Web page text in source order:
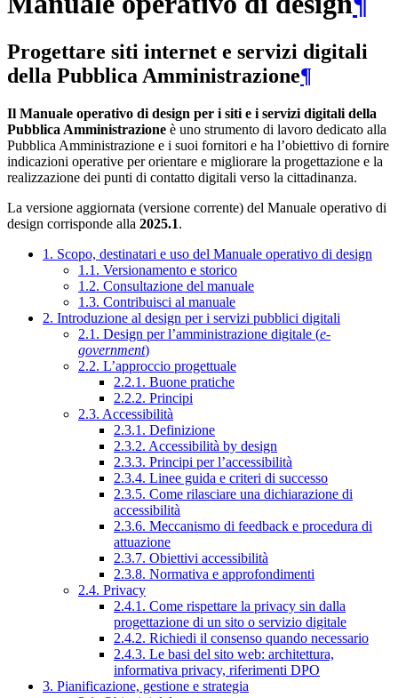
Progettare siti internet e servizi digitali
della Pubblica Amministrazione¶
Il Manuale operativo di design per i siti e i servizi digitali della
Pubblica Amministrazione è uno strumento di lavoro dedicato alla
Pubblica Amministrazione e i suoi fornitori e ha l’obiettivo di fornire
indicazioni operative per orientare e migliorare la progettazione e la
realizzazione dei punti di contatto digitali verso la cittadinanza.
La versione aggiornata (versione corrente) del Manuale operativo di
design corrisponde alla 2025.1.
1. Scopo, destinatari e uso del Manuale operativo di design
1.1. Versionamento e storico
1.2. Consultazione del manuale
1.3. Contribuisci al manuale
2. Introduzione al design per i servizi pubblici digitali
2.1. Design per l’amministrazione digitale (e-
government)
2.2. L’approccio progettuale
2.2.1. Buone pratiche
2.2.2. Principi
2.3. Accessibilità
2.3.1. Definizione
2.3.2. Accessibilità by design
2.3.3. Principi per l’accessibilità
2.3.4. Linee guida e criteri di successo
2.3.5. Come rilasciare una dichiarazione di
accessibilità
2.3.6. Meccanismo di feedback e procedura di
attuazione
2.3.7. Obiettivi accessibilità
2.3.8. Normativa e approfondimenti
2.4. Privacy
2.4.1. Come rispettare la privacy sin dalla
progettazione di un sito o servizio digitale
2.4.2. Richiedi il consenso quando necessario
2.4.3. Le basi del sito web: architettura,
informativa privacy, riferimenti DPO
3. Pianificazione, gestione e strategia